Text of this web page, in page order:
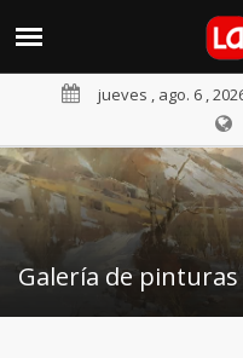
jueves , ago. 6 ,
Galería de